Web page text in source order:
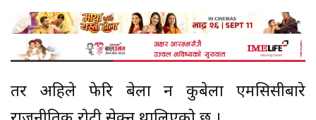
तर अहिले फेरि बेला न कुबेला एमसिसीबारे